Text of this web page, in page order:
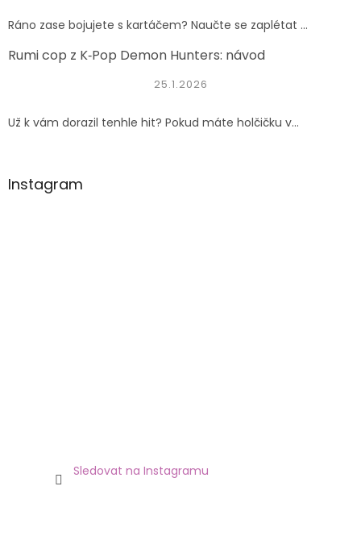
Ráno zase bojujete s kartáčem? Naučte se zaplétat ...
Rumi cop z K‑Pop Demon Hunters: návod
25.1.2026
Už k vám dorazil tenhle hit? Pokud máte holčičku v...
Instagram
Sledovat na Instagramu